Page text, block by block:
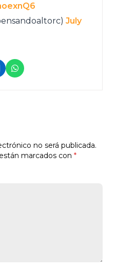
July
no será publicada.
marcados con *